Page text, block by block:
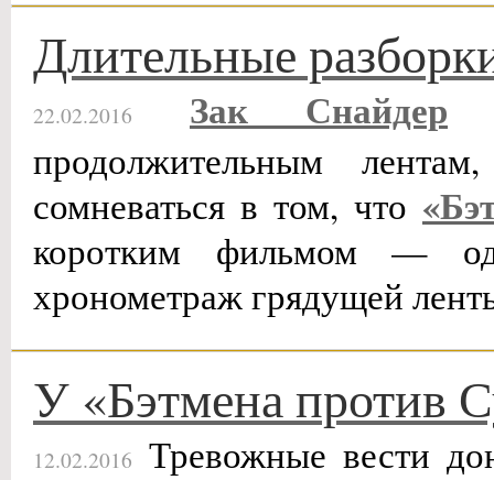
Длительные
22.02.2016 Зак Снайдер
продолжительным
сомневаться в том, что
коротким фильмом —
хронометраж грядущей
У «Бэтмена против
12.02.2016
Тревожные вести